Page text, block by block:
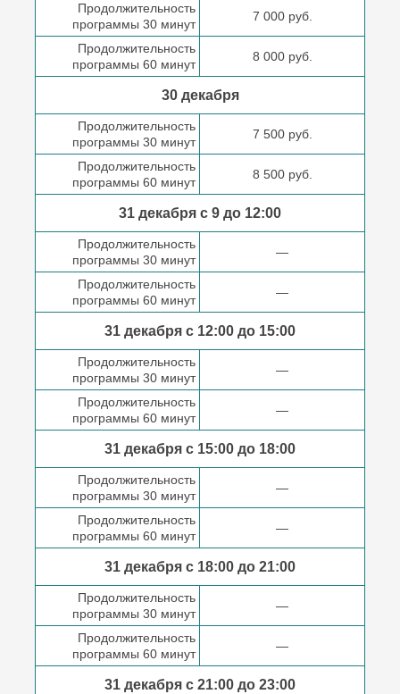
Продолжительность
программы 30 минут
7 000 руб.
Продолжительность
программы 60 минут
8 000 руб.
30 декабря
Продолжительность
программы 30 минут
7 500 руб.
Продолжительность
программы 60 минут
8 500 руб.
31 декабря с 9 до 12:00
Продолжительность
программы 30 минут
—
Продолжительность
программы 60 минут
—
31 декабря с 12:00 до 15:00
Продолжительность
программы 30 минут
—
Продолжительность
программы 60 минут
—
31 декабря с 15:00 до 18:00
Продолжительность
программы 30 минут
—
Продолжительность
программы 60 минут
—
31 декабря с 18:00 до 21:00
Продолжительность
программы 30 минут
—
Продолжительность
программы 60 минут
—
31 декабря с 21:00 до 23:00